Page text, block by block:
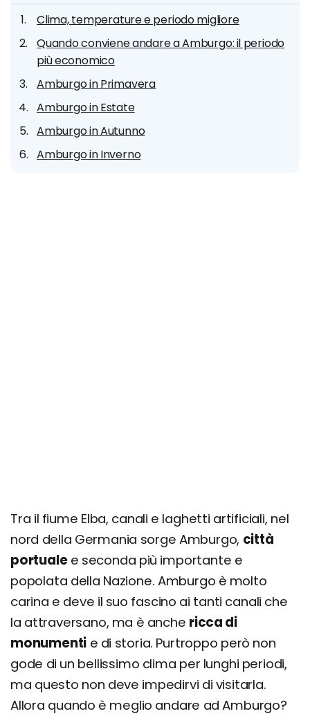
Clima, temperature e periodo migliore
Quando conviene andare a Amburgo: il periodo
più economico
Amburgo in Primavera
Amburgo in Estate
Amburgo in Autunno
Amburgo in Inverno
Tra il fiume Elba, canali e laghetti artificiali, nel
nord della Germania sorge Amburgo, città
portualee seconda più importante e
popolata della Nazione. Amburgo è molto
carina e deve il suo fascino ai tanti canali che
la attraversano, ma è anche ricca di
monumenti e di storia. Purtroppo però non
gode di un bellissimo clima per lunghi periodi,
ma questo non deve impedirvi di visitarla.
Allora quando è meglio andare ad Amburgo?